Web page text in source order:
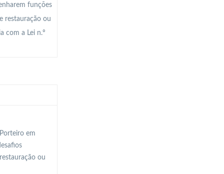
funções
restauração ou
com a Lei n.º
em
ou